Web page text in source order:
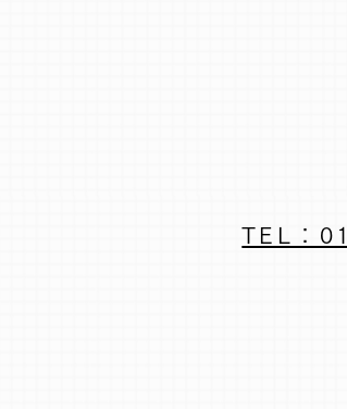
TEL：